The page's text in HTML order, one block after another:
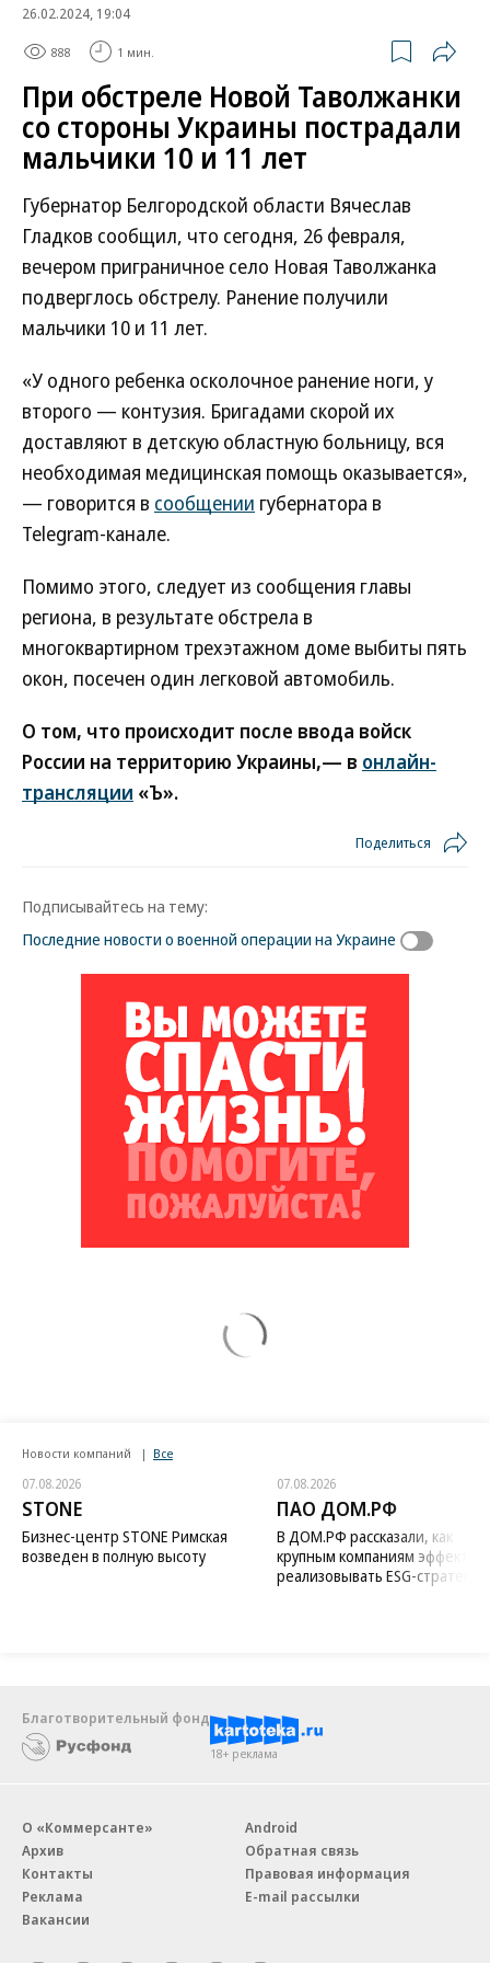
26.02.2024, 19:04
888 1 мин.
При обстреле Новой Таволжанки
со стороны Украины пострадали
мальчики 10 и 11 лет
Губернатор Белгородской области Вячеслав
Гладков сообщил, что сегодня, 26 февраля,
вечером приграничное село Новая Таволжанка
подверглось обстрелу. Ранение получили
мальчики 10 и 11 лет.
«У одного ребенка осколочное ранение ноги, у
второго — контузия. Бригадами скорой их
доставляют в детскую областную больницу, вся
необходимая медицинская помощь оказывается»,
— говорится в сообщении губернатора в
Telegram-канале.
Помимо этого, следует из сообщения главы
региона, в результате обстрела в
многоквартирном трехэтажном доме выбиты пять
окон, посечен один легковой автомобиль.
О том, что происходит после ввода войск
России на территорию Украины,— в онлайн-
трансляции «Ъ».
Поделиться
Подписывайтесь на тему:
Последние новости о военной операции на Украине
Новости компаний Все
07.08.2026
STONE
Бизнес-центр STONE Римская
возведен в полную высоту
07.08.2026
ПАО ДОМ.РФ
В ДОМ.РФ рассказали, как
крупным компаниям
реализовывать ESG-стратегию
Благотворительный фонд
18+ реклама
О «Коммерсанте»
Архив
Контакты
Реклама
Вакансии
Android
Обратная связь
Правовая информация
E-mail рассылки